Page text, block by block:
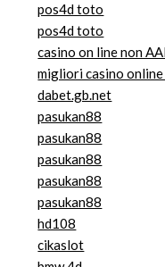
pos4d toto
pos4d toto
casino on line non
migliori casino online
dabet.gb.net
pasukan88
pasukan88
pasukan88
pasukan88
pasukan88
hd108
cikaslot